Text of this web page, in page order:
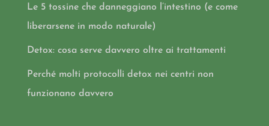
Le 5 tossine che danneggiano l’intestino (e come
liberarsene in modo naturale)
Detox: cosa serve davvero oltre ai trattamenti
Perché molti protocolli detox nei centri non
funzionano davvero